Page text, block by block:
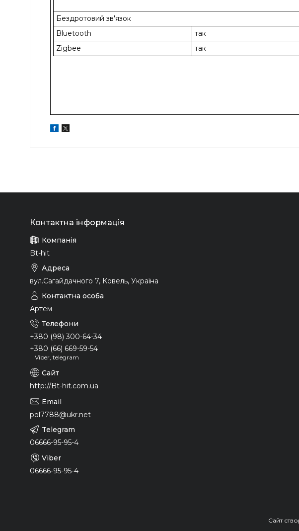
Бездротовий зв'язок
Bluetooth
так
Zigbee
так
Bt-hit
вул.Сагайдачного 7, Ковель, Україна
Артем
+380 (98) 300-64-34
+380 (66) 669-59-54
Viber, telegram
http://Bt-hit.com.ua
pol7788@ukr.net
06666-95-95-4
06666-95-95-4
Сайт